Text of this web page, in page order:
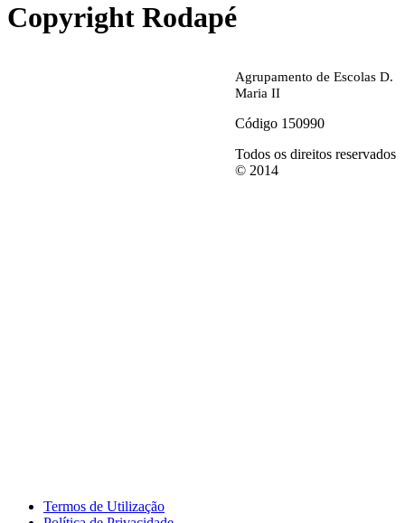
Copyright Rodapé
Agrupamento de Escolas D.
Maria II
Código 150990
Todos os direitos reservados
© 2014
Termos de Utilização